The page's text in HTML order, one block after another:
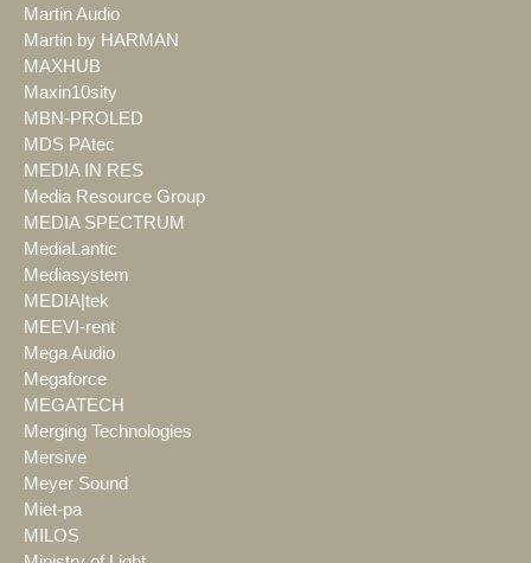
Martin Audio
Martin by HARMAN
MAXHUB
Maxin10sity
MBN-PROLED
MDS PAtec
MEDIA IN RES
Media Resource Group
MEDIA SPECTRUM
MediaLantic
Mediasystem
MEDIA|tek
MEEVI-rent
Mega Audio
Megaforce
MEGATECH
Merging Technologies
Mersive
Meyer Sound
Miet-pa
MILOS